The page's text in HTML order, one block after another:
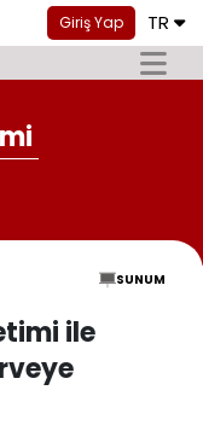
Giriş Yap TR
SUNUM
ile